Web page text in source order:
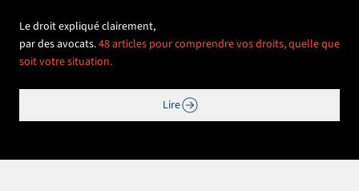
Le droit expliqué clairement,
par des avocats.48 articles pour comprendre vos droits, quelle que
soit votre situation.
Lire